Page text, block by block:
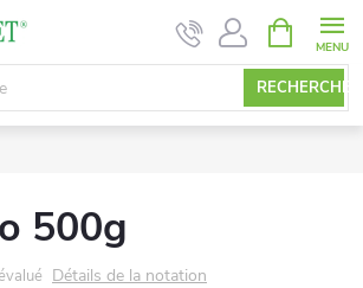
RECHERCHE
PANIER
D'ACHAT
500g
Détails de la notation